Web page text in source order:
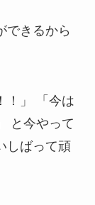
できるから
！」 「今は
と今やって
しばって頑